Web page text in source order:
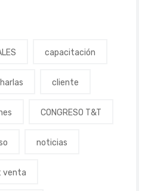
capacitación
cliente
CONGRESO T&T
noticias
venta